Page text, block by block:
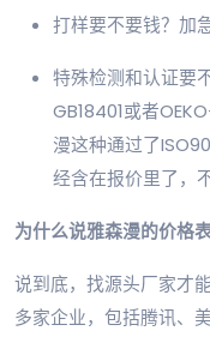
打样要不要钱？加
特殊检测和认证要
GB18401或者
漫这种通过了
经含在报价里了，
为什么说雅森漫的价格
说到底，找源头厂家才
多家企业，包括腾讯、